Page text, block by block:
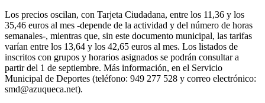
Los precios oscilan, con Tarjeta Ciudadana, entre los 11,36 y los
35,46 euros al mes -depende de la actividad y del número de horas
semanales-, mientras que, sin este documento municipal, las tarifas
varían entre los 13,64 y los 42,65 euros al mes. Los listados de
inscritos con grupos y horarios asignados se podrán consultar a
partir del 1 de septiembre. Más información, en el Servicio
Municipal de Deportes (teléfono: 949 277 528 y correo electrónico:
smd@azuqueca.net).